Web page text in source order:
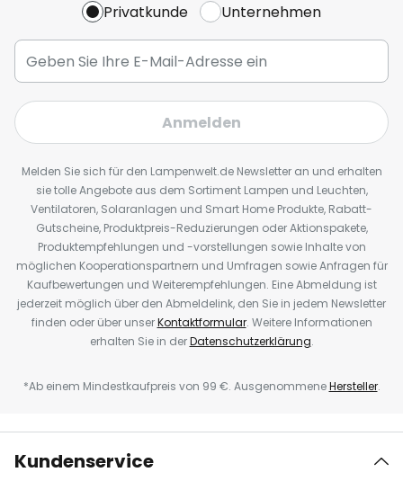
Privatkunde Unternehmen
Anmelden
Melden Sie sich für den Lampenwelt.de Newsletter an und erhalten
sie tolle Angebote aus dem Sortiment Lampen und Leuchten,
Ventilatoren, Solaranlagen und Smart Home Produkte, Rabatt-
Gutscheine, Produktpreis-Reduzierungen oder Aktionspakete,
Produktempfehlungen und -vorstellungen sowie Inhalte von
möglichen Kooperationspartnern und Umfragen sowie Anfragen für
Kaufbewertungen und Weiterempfehlungen. Eine Abmeldung ist
jederzeit möglich über den Abmeldelink, den Sie in jedem Newsletter
finden oder über unserKontaktformular. Weitere Informationen
erhalten Sie in derDatenschutzerklärung.
*Ab einem Mindestkaufpreis von 99 €. AusgenommeneHersteller.
Kundenservice